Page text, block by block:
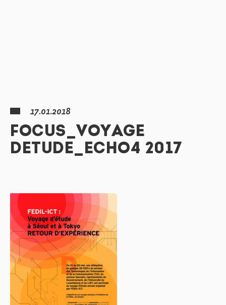
17.01.2018
FOCUS_VOYAGE
DETUDE_ECHO4 2017